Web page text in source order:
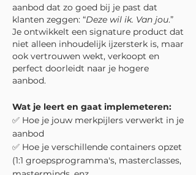
aanbod dat zo goed bij je past dat
klanten zeggen: “Deze wil ik. Van jou.”
Je ontwikkelt een signature product dat
niet alleen inhoudelijk ijzersterk is, maar
ook vertrouwen wekt, verkoopt en
perfect doorleidt naar je hogere
aanbod.
Wat je leert en gaat implemeteren:
✅ Hoe je jouw merkpijlers verwerkt in je
aanbod
✅ Hoe je verschillende containers opzet
(1:1 groepsprogramma's, masterclasses,